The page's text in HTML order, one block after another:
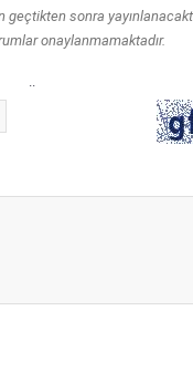
geçtikten sonra
onaylanmamaktadır.